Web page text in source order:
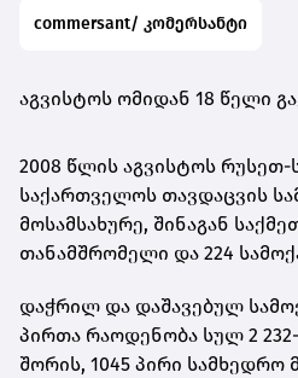
commersant/ კომერსანტი
აგვისტოს ომიდან 18 წელი
2008 წლის აგვისტოს
საქართველოს თავდაცვის
მოსამსახურე, შინაგან
თანამშრომელი და 224
დაჭრილ და დაშავებულ
პირთა რაოდენობა სულ 2
შორის, 1045 პირი სამხედრო